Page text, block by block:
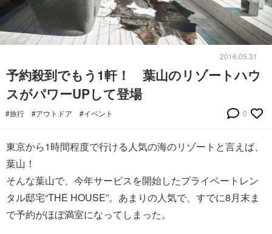
2016.05.31
予約殺到でもう1軒！ 葉山のリゾートハウ
スがパワーUPして登場
#旅行 #アウトドア #イベント 0
東京から1時間程度で行ける人気の海のリゾートと言えば、
葉山！
そんな葉山で、今年サービスを開始したプライベートレン
タル邸宅“THE HOUSE”。あまりの人気で、すでに8月末ま
で予約がほぼ満室になってしまった。